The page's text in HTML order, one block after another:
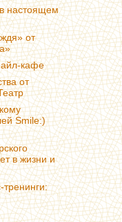
настоящем
от
кафе
от
Smile:)
в жизни и